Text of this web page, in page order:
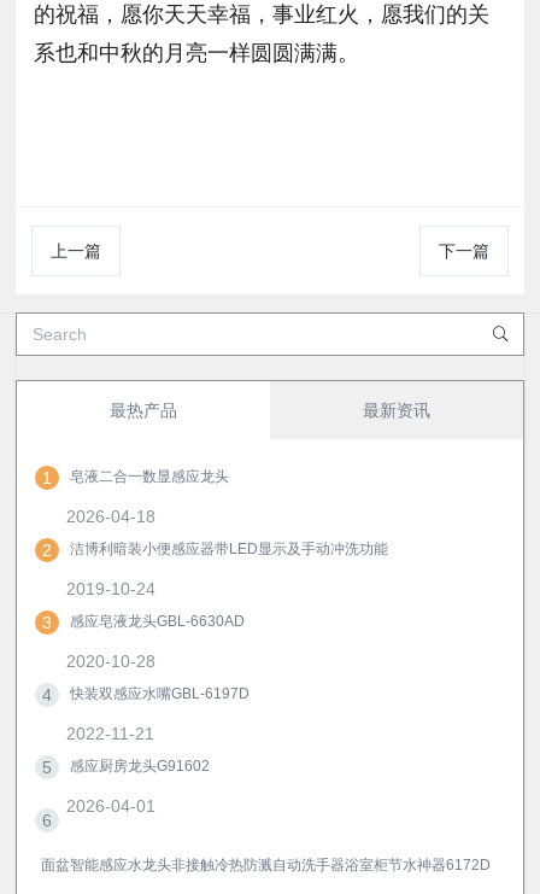
的祝福，愿你天天幸福，事业红火，愿我们的关
系也和中秋的月亮一样圆圆满满。
上一篇 下一篇
最热产品 最新资讯
1 皂液二合一数显感应龙头
2026-04-18
2
洁博利暗装小便感应器带LED显示及手动冲洗功能
2019-10-24
3
感应皂液龙头GBL-6630AD
2020-10-28
4
快装双感应水嘴GBL-6197D
2022-11-21
5
感应厨房龙头G91602
2026-04-01
6
面盆智能感应水龙头非接触冷热防溅自动洗手器浴室柜节水神器6172D